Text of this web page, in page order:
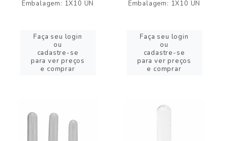
Embalagem: 1X10 UN
Faça seu login
ou
cadastre-se
para ver preços
e comprar
Embalagem: 1X10 UN
Faça seu login
ou
cadastre-se
para ver preços
e comprar